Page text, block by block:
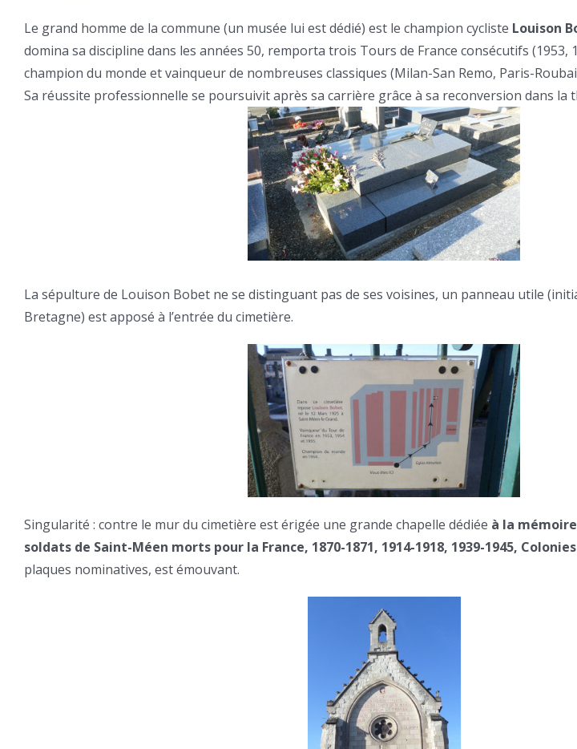
Le grand homme de la commune (un musée lui est dédié) est le champion cycliste Louison
domina sa discipline dans les années 50, remporta trois Tours de France consécutifs (1953,
champion du monde et vainqueur de nombreuses classiques (Milan-San Remo, Paris-
Sa réussite professionnelle se poursuivit après sa carrière grâce à sa reconversion dans la
La sépulture de Louison Bobet ne se distinguant pas de ses voisines, un panneau utile
Bretagne) est apposé à l’entrée du cimetière.
Singularité : contre le mur du cimetière est érigée une grande chapelle dédiée à la
soldats de Saint-Méen morts pour la France, 1870-1871, 1914-1918, 1939-1945, Colonies
plaques nominatives, est émouvant.